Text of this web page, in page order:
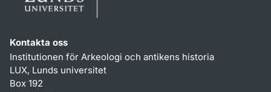
Kontakta oss
Institutionen för Arkeologi och antikens historia
LUX, Lunds universitet
Box 192